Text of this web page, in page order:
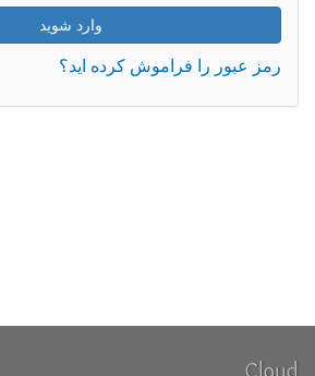
رمز عبور را فراموش کرده اید؟
Cloud